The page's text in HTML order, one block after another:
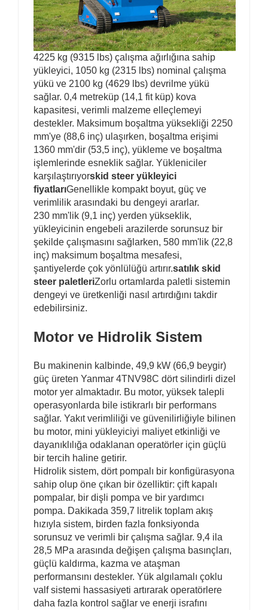
4225 kg (9315 lbs) çalışma ağırlığına sahip
yükleyici, 1050 kg (2315 lbs) nominal çalışma
yükü ve 2100 kg (4629 lbs) devrilme yükü
sağlar. 0,4 metreküp (14,1 fit küp) kova
kapasitesi, verimli malzeme elleçlemeyi
destekler. Maksimum boşaltma yüksekliği 2250
mm'ye (88,6 inç) ulaşırken, boşaltma erişimi
1360 mm'dir (53,5 inç), yükleme ve boşaltma
işlemlerinde esneklik sağlar. Yükleniciler
karşılaştırıyorskid steer yükleyici
fiyatlarıGenellikle kompakt boyut, güç ve
verimlilik arasındaki bu dengeyi ararlar.
230 mm'lik (9,1 inç) yerden yükseklik,
yükleyicinin engebeli arazilerde sorunsuz bir
şekilde çalışmasını sağlarken, 580 mm'lik (22,8
inç) maksimum boşaltma mesafesi,
şantiyelerde çok yönlülüğü artırır.satılık skid
steer paletleriZorlu ortamlarda paletli sistemin
dengeyi ve üretkenliği nasıl artırdığını takdir
edebilirsiniz.
Motor ve Hidrolik Sistem
Bu makinenin kalbinde, 49,9 kW (66,9 beygir)
güç üreten Yanmar 4TNV98C dört silindirli dizel
motor yer almaktadır. Bu motor, yüksek talepli
operasyonlarda bile istikrarlı bir performans
sağlar. Yakıt verimliliği ve güvenilirliğiyle bilinen
bu motor, mini yükleyiciyi maliyet etkinliği ve
dayanıklılığa odaklanan operatörler için güçlü
bir tercih haline getirir.
Hidrolik sistem, dört pompalı bir konfigürasyona
sahip olup öne çıkan bir özelliktir: çift kapalı
pompalar, bir dişli pompa ve bir yardımcı
pompa. Dakikada 359,7 litrelik toplam akış
hızıyla sistem, birden fazla fonksiyonda
sorunsuz ve verimli bir çalışma sağlar. 9,4 ila
28,5 MPa arasında değişen çalışma basınçları,
güçlü kaldırma, kazma ve ataşman
performansını destekler. Yük algılamalı çoklu
valf sistemi hassasiyeti artırarak operatörlere
daha fazla kontrol sağlar ve enerji israfını